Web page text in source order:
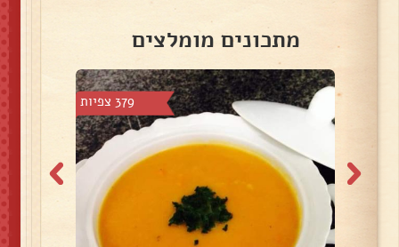
מתכונים מומלצים
379 צפיות